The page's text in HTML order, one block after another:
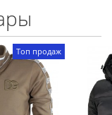
Топ продаж